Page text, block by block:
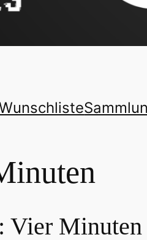
Vier Minuten